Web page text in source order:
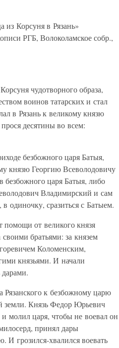
из Корсуня в Рязань»
РГБ, Волоколамское собр.,
чудотворного образа,
воинов татарских и стал
в Рязань к великому князю
десятины во всем:
безбожного царя Батыя,
князю Георгию Всеволодовичу
царя Батыя, либо
Владимирский и сам
одиночку, сразиться с Батыем.
от великого князя
братьями: за князем
Коломенским,
князьями. И начали
к безбожному царю
земли. Князь Федор Юрьевич
молил царя, чтобы не воевал он
принял дары
И грозился-хвалился воевать